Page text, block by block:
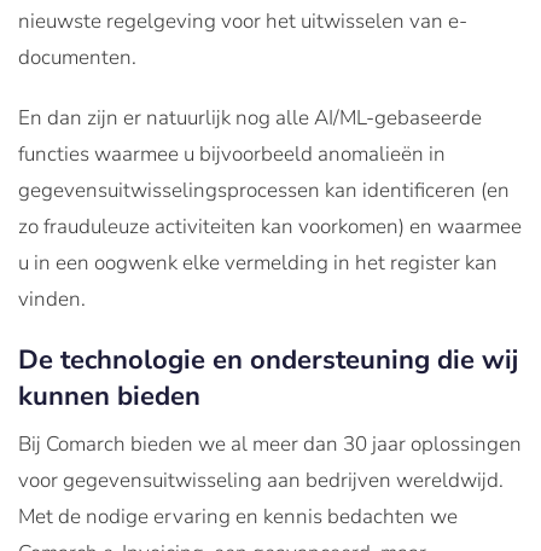
nieuwste regelgeving voor het uitwisselen van e-
documenten.
En dan zijn er natuurlijk nog alle AI/ML-gebaseerde
functies waarmee u bijvoorbeeld anomalieën in
gegevensuitwisselingsprocessen kan identificeren (en
zo frauduleuze activiteiten kan voorkomen) en waarmee
u in een oogwenk elke vermelding in het register kan
vinden.
De technologie en ondersteuning die wij
kunnen bieden
Bij Comarch bieden we al meer dan 30 jaar oplossingen
voor gegevensuitwisseling aan bedrijven wereldwijd.
Met de nodige ervaring en kennis bedachten we